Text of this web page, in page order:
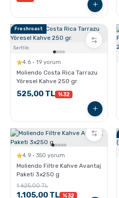
Freshroast
Sertlik:
4.6 · 19 yorum
Moliendo Costa Rica Tarrazu
Yöresel Kahve 250 gr.
525,00 TL %32
4.9 · 350 yorum
Moliendo Filtre Kahve Avantaj
Paketi 3x250 g
1.625,00 TL
1.105,00 TL %32